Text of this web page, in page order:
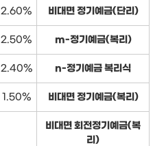
2.60% 비대면 정기예금(단리)
2.50% m-정기예금(복리)
2.40% n-정기예금 복리식
1.50% 비대면 정기예금(복리)
비대면 회전정기예금(복
리)